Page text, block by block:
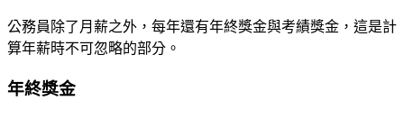
公務員除了月薪之外，每年還有年終獎金與考績獎金，這是計
算年薪時不可忽略的部分。
年終獎金